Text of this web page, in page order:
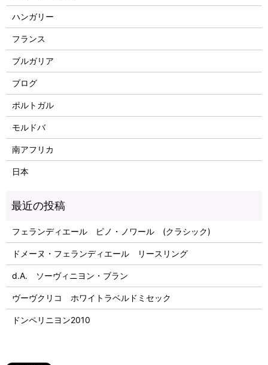
ハンガリー
フランス
ブルガリア
ブログ
ポルトガル
モルドバ
南アフリカ
日本
フェランディエール ピノ・ノワール (クラシック)
ドメーヌ・フェランディエール リースリング
d.A. ソーヴィニヨン・ブラン
ヴーヴクリコ ホワイトラベルドミセック
ドンペリニヨン2010